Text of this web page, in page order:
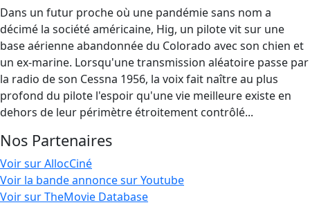
Dans un futur proche où une pandémie sans nom a
décimé la société américaine, Hig, un pilote vit sur une
base aérienne abandonnée du Colorado avec son chien et
un ex-marine. Lorsqu'une transmission aléatoire passe par
la radio de son Cessna 1956, la voix fait naître au plus
profond du pilote l'espoir qu'une vie meilleure existe en
dehors de leur périmètre étroitement contrôlé...
Nos Partenaires
Voir sur AllocCiné
Voir la bande annonce sur Youtube
Voir sur TheMovie Database